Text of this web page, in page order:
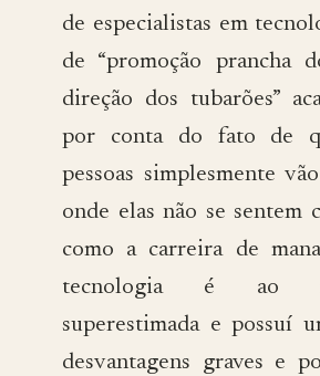
de especialistas em
de “promoção prancha
direção dos tubarões”
por conta do fato de
pessoas simplesmente
onde elas não se sentem
como a carreira de
tecnologia é ao
superestimada e possuí
desvantagens graves e